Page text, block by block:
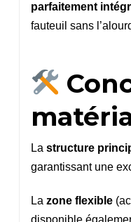
parfaitement
fauteuil sans
La structure
garantissant une
La zone flexible